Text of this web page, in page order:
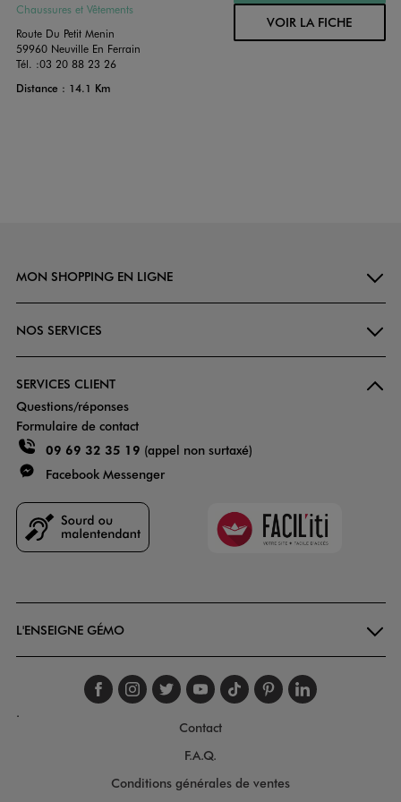
Chaussures et Vêtements
Route Du Petit Menin
59960 Neuville En Ferrain
Tél. :03 20 88 23 26
Distance : 14.1 Km
VOIR LA FICHE
MON SHOPPING EN LIGNE
NOS SERVICES
SERVICES CLIENT
Questions/réponses
Formulaire de contact
09 69 32 35 19 (appel non surtaxé)
Facebook Messenger
Faciliti
L'ENSEIGNE GÉMO
Suivez-nous sur
Suivez-nous sur
Suivez-nous sur
Suivez-nous
Suivez-nous
Suivez-
.
Contact
F.A.Q.
Conditions générales de ventes